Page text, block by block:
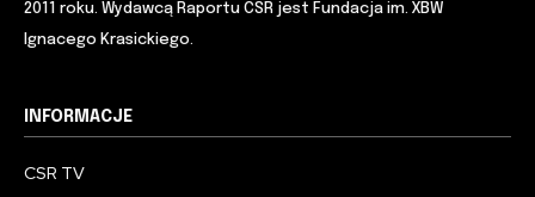
2011 roku. Wydawcą Raportu CSR jest Fundacja im. XBW
Ignacego Krasickiego.
INFORMACJE
CSR TV